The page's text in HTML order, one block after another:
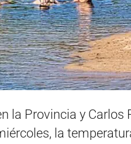
la Provincia y Carlos
la